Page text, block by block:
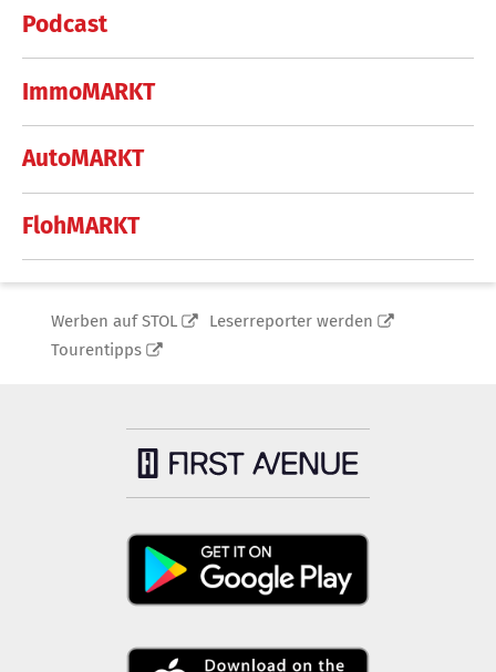
Podcast
ImmoMARKT
AutoMARKT
FlohMARKT
Werben auf STOL
Leserreporter werden
Tourentipps